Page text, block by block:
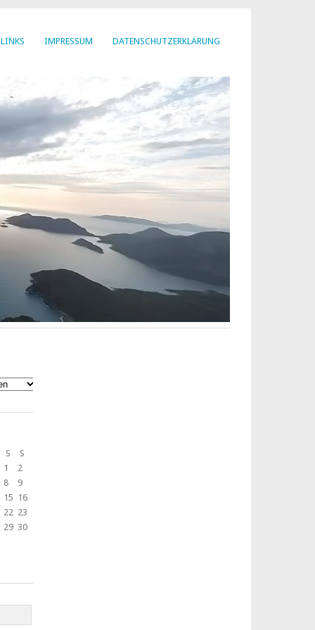
LINKS IMPRESSUM DATENSCHUTZERKLÄRUNG
S
S
1
2
8
9
15 16
22 23
29 30